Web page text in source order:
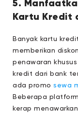
5.
Kartu Kredit
Banyak kartu
memberikan
penawaran
kredit dari bank
ada promosewa
Beberapa
kerap